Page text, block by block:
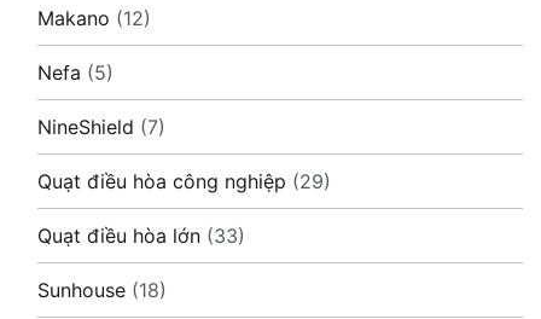
Makano (12)
Nefa (5)
NineShield (7)
Quạt điều hòa công nghiệp (29)
Quạt điều hòa lớn (33)
Sunhouse (18)